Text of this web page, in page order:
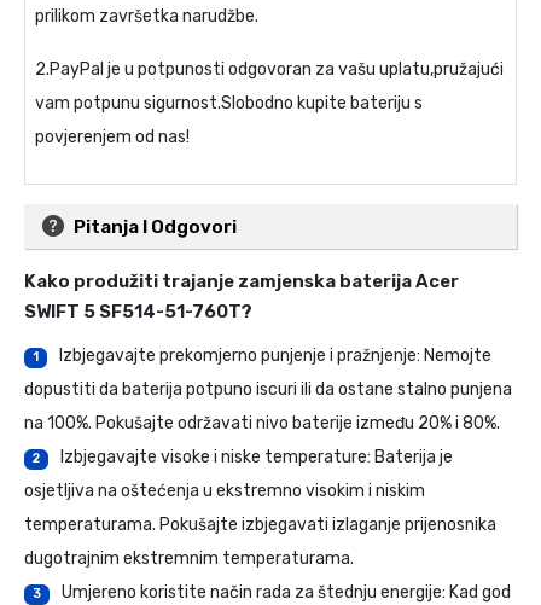
prilikom završetka narudžbe.
2.PayPal je u potpunosti odgovoran za vašu uplatu,pružajući
vam potpunu sigurnost.Slobodno kupite bateriju s
povjerenjem od nas!
Pitanja I Odgovori
Kako produžiti trajanje zamjenska baterija Acer
SWIFT 5 SF514-51-760T?
1
Izbjegavajte prekomjerno punjenje i pražnjenje: Nemojte
dopustiti da baterija potpuno iscuri ili da ostane stalno punjena
na 100%. Pokušajte održavati nivo baterije između 20% i 80%.
2
Izbjegavajte visoke i niske temperature: Baterija je
osjetljiva na oštećenja u ekstremno visokim i niskim
temperaturama. Pokušajte izbjegavati izlaganje prijenosnika
dugotrajnim ekstremnim temperaturama.
3
Umjereno koristite način rada za štednju energije: Kad god